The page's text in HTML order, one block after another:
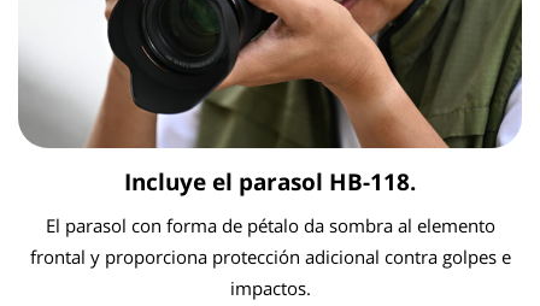
Incluye el parasol HB-118.
El parasol con forma de pétalo da sombra al elemento
frontal y proporciona protección adicional contra golpes e
impactos.